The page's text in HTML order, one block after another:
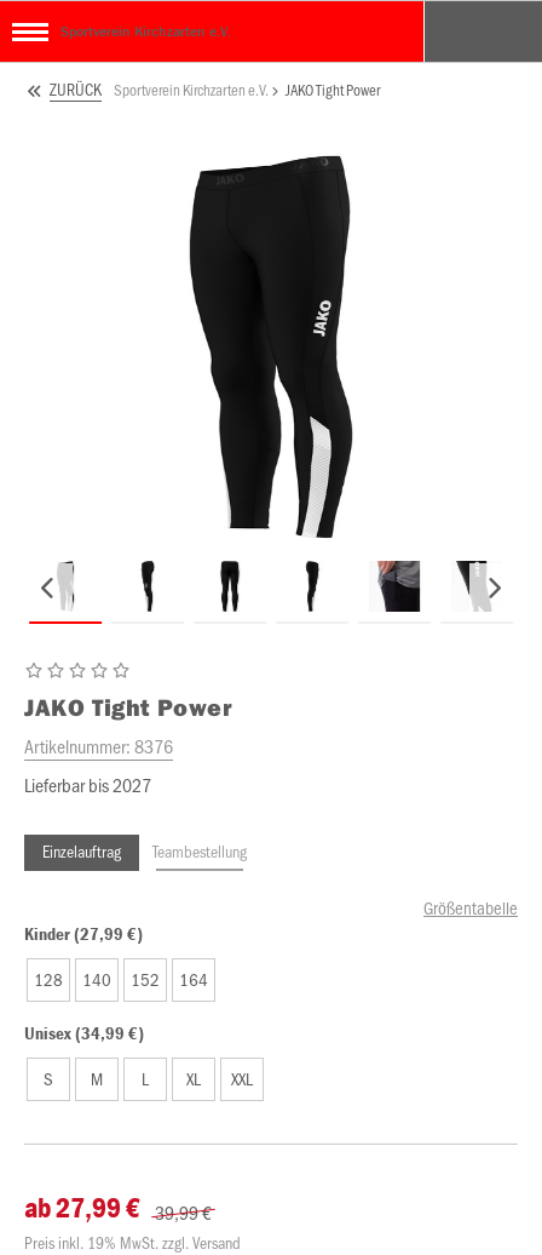
Sportverein Kirchzarten e.V.
ZURÜCK Sportverein Kirchzarten e.V. JAKO Tight Power
JAKO Tight Power
Artikelnummer:8376
Lieferbar bis 2027
Einzelauftrag Teambestellung
Größentabelle
Kinder (27,99 €)
128 140 152 164
Unisex (34,99 €)
S M L XL XXL
ab 27,99 € 39,99 €
Preis inkl. 19% MwSt. zzgl. Versand